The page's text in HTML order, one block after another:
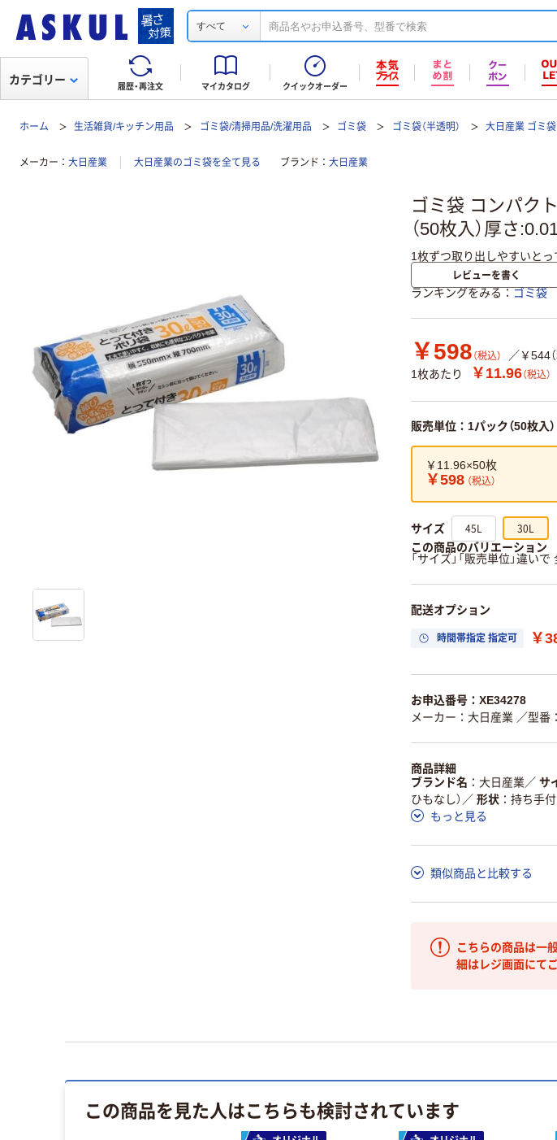
すべて
履歴・再注文 マイカタログ クイックオーダー
カテゴリー
ホーム 生活雑貨/キッチン用品 ゴミ袋/清掃用品/洗濯用品 ゴミ袋 ゴミ袋（半透明） 大日産業 ゴミ
メーカー 大日産業 大日産業のゴミ袋を全て見る ブランド 大日産業
ゴミ袋 コンパク
（50枚入）厚さ
1枚ずつ取り出しやすいと
レビューを書く
ランキングをみる ゴミ袋
￥598 （税込）
／￥544
1枚あたり
￥11.96（税込）
販売単位：1パック（50枚入）
￥11.96×50枚
￥598 （税込）
サイズ 45L 30L
この商品のバリエーション
「サイズ」「販売単位」違い
配送オプション
時間帯指定 指定可 ￥
お申込番号：XE34278
メーカー：大日産業 ／型番
商品詳細
ブランド名
大日産業 ／ サ
ひもなし） ／ 形状
持ち手付
もっと見る
類似商品と比較する
こちらの商品は一
細はレジ画面にて
この商品を見た人はこちらも検討されています